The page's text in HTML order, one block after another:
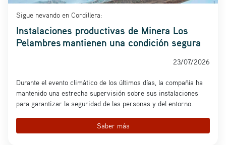
Sigue nevando en Cordillera:
Instalaciones productivas de Minera Los
Pelambres mantienen una condición segura
23/07/2026
Durante el evento climático de los últimos días, la compañía ha
mantenido una estrecha supervisión sobre sus instalaciones
para garantizar la seguridad de las personas y del entorno.
Saber más